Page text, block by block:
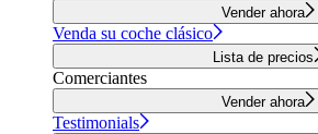
Vender ahora
Venda su coche clásico
Lista de precios
Comerciantes
Vender ahora
Testimonials